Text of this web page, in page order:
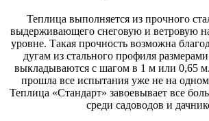
Теплица выполняется из прочного
выдерживающего снеговую и ветровую
уровне. Такая прочность возможна
дугам из стального профиля
выкладываются с шагом в 1 м или 0,65
прошла все испытания уже не на одном
Теплица «Стандарт» завоевывает все
среди садоводов и